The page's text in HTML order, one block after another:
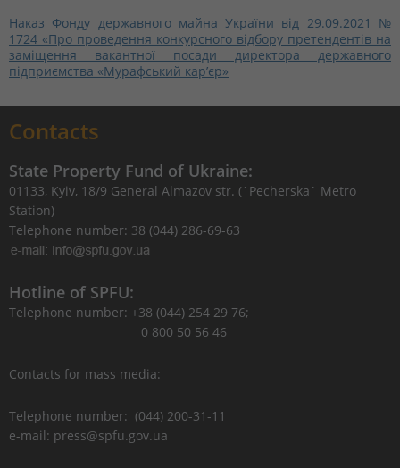
Наказ Фонду державного майна України від 29.09.2021 №
1724 «Про проведення конкурсного відбору претендентів на
заміщення вакантної посади директора державного
підприємства «Мурафський кар’єр»
Contacts
State Property Fund of Ukraine:
01133, Kyiv, 18/9 General Almazov str. (`Pecherska` Metro
Station)
Telephone number: 38 (044) 286-69-63
Hotline of SPFU:
Telephone number: +38 (044) 254 29 76;
0 800 50 56 46
Contacts for mass media:
Telephone number: (044) 200-31-11
e-mail: press@spfu.gov.ua